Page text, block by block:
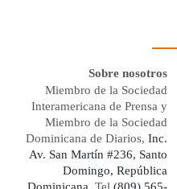
Sobre nosotros
Miembro de la Sociedad
Interamericana de Prensa y
Miembro de la Sociedad
Dominicana de Diarios, Inc.
Av. San Martín #236, Santo
Domingo, República
Dominicana , Tel (809) 565-